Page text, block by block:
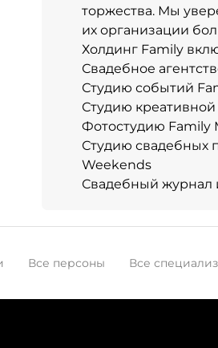
торжества. Мы
их организации
Холдинг Family
Свадебное
Студию событий
Студию
Фотостудию Family
Студию свадебных
Weekends
Свадебный журнал
Все персоны Все